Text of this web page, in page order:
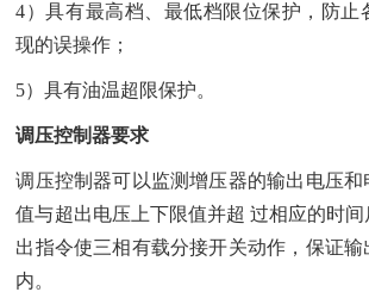
4）具有最高档、最低档限位保护，防止
现的误操作；
5）具有油温超限保护。
调压控制器要求
调压控制器可以监测增压器的输出电压
值与超出电压上下限值并超 过相应的时
出指令使三相有载分接开关动作，保证输
内。